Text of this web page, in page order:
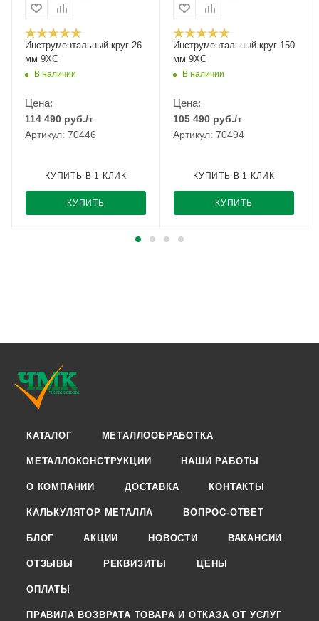
Инструментальный круг 26
мм 9ХС
В наличии
Цена:
114 490 руб./т
Артикул: 70446
КУПИТЬ
КУПИТЬ В 1 КЛИК
Инструментальный круг 150
мм 9ХС
В наличии
Цена:
105 490 руб./т
Артикул: 70494
КУПИТЬ
КУПИТЬ В 1 КЛИК
КАТАЛОГ МЕТАЛЛООБРАБОТКА
МЕТАЛЛОКОНСТРУКЦИИ НАШИ РАБОТЫ
О КОМПАНИИ ДОСТАВКА КОНТАКТЫ
КАЛЬКУЛЯТОР МЕТАЛЛА ВОПРОС-ОТВЕТ
БЛОГ АКЦИИ НОВОСТИ ВАКАНСИИ
ОТЗЫВЫ РЕКВИЗИТЫ ЦЕНЫ
ОПЛАТЫ
ПРАВИЛА ВОЗВРАТА ТОВАРА И ОТКАЗА ОТ УСЛУГ